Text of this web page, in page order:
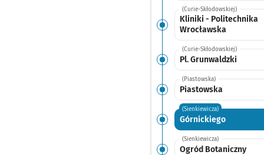
(Curie-Skłodowskiej)
Kliniki - Politechnika
Wrocławska
(Curie-Skłodowskiej)
Pl. Grunwaldzki
(Piastowska)
Piastowska
(Sienkiewicza)
Górnickiego
(Sienkiewicza)
Ogród Botaniczny